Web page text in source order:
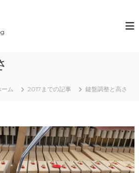
ーム 2017までの記事 鍵盤調整と高さ